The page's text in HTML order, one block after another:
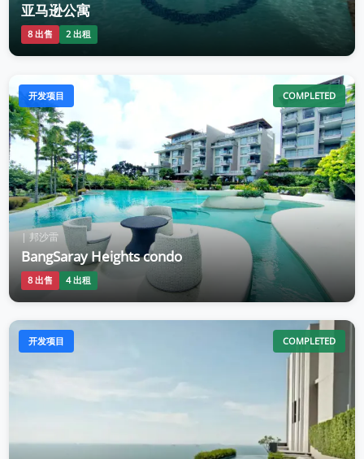
亚马逊公寓
8 出售 2 出租
开发项目 COMPLETED
| 邦沙雷
BangSaray Heights condo
8 出售 4 出租
开发项目 COMPLETED